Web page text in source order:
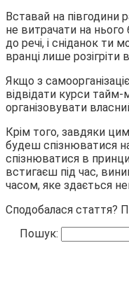
Вставай на півгодини
не витрачати на нього
до речі, і сніданок ти
вранці лише розігріти
Якщо з
відвідати курси
організовувати
Крім того, завдяки
будеш спізнюватися
спізнюватися в
встигаєш під час,
часом, яке здається
Сподобалася стаття?
Пошук: